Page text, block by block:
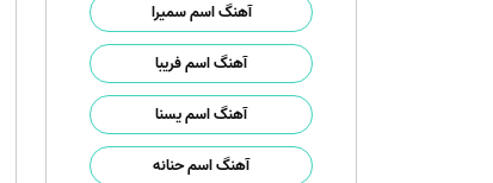
آهنگ اسم سمیرا
آهنگ اسم فریبا
آهنگ اسم یسنا
آهنگ اسم حنانه